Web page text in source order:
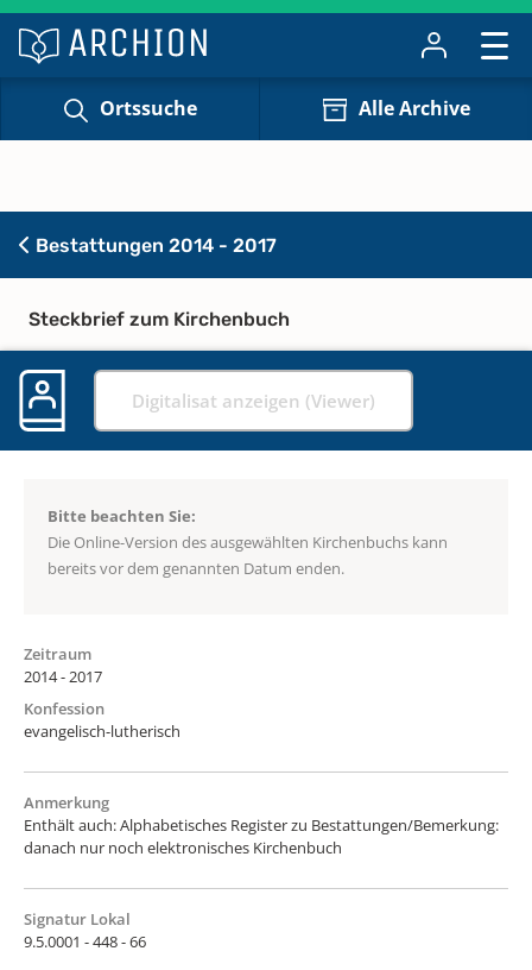
Ortssuche Alle Archive
Bestattungen 2014 - 2017
Steckbrief zum Kirchenbuch
Digitalisat anzeigen (Viewer)
Bitte beachten Sie:
Die Online-Version des ausgewählten Kirchenbuchs kann
bereits vor dem genannten Datum enden.
Zeitraum
2014 - 2017
Konfession
evangelisch-lutherisch
Anmerkung
Enthält auch: Alphabetisches Register zu Bestattungen/Bemerkung:
danach nur noch elektronisches Kirchenbuch
Signatur Lokal
9.5.0001 - 448 - 66